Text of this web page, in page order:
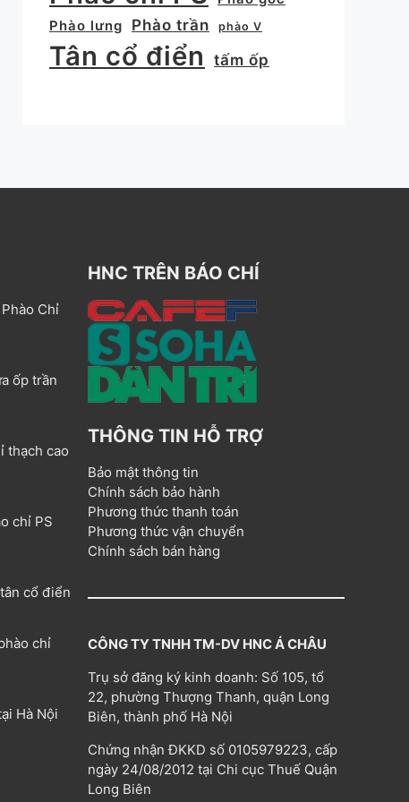
Phào lưng
Phào trần phào V
Tân cổ điển tấm ốp
Chỉ
ốp trần
thạch cao
chỉ PS
cổ điển
chỉ
Hà Nội
HNC TRÊN BÁO CHÍ
THÔNG TIN HỖ TRỢ
Bảo mật thông tin
Chính sách bảo hành
Phương thức thanh toán
Phương thức vận chuyển
Chính sách bán hàng
CÔNG TY TNHH TM-DV HNC Á CHÂU
Trụ sở đăng ký kinh doanh: Số 105, tổ
22, phường Thượng Thanh, quận Long
Biên, thành phố Hà Nội
Chứng nhận ĐKKD số 0105979223, cấp
ngày 24/08/2012 tại Chi cục Thuế Quận
Long Biên